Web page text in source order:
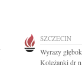
SZCZECIN
Wyrazy
Koleżanki dr